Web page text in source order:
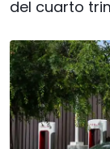
del cuarto